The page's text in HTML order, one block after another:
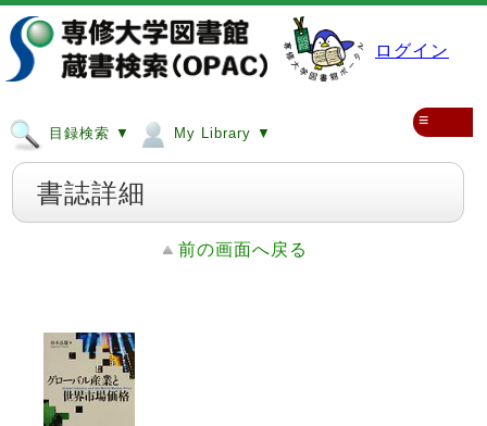
ログイン
目録検索 ▼ My Library ▼
≡
書誌詳細
前の画面へ戻る